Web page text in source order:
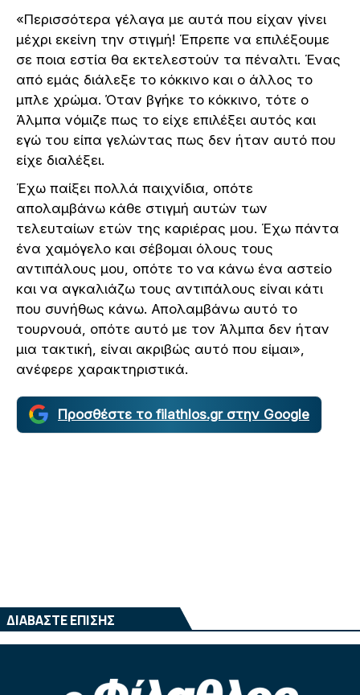
«Περισσότερα γέλαγα με αυτά που είχαν γίνει
μέχρι εκείνη την στιγμή! Έπρεπε να επιλέξουμε
σε ποια εστία θα εκτελεστούν τα πέναλτι. Ένας
από εμάς διάλεξε το κόκκινο και ο άλλος το
μπλε χρώμα. Όταν βγήκε το κόκκινο, τότε ο
Άλμπα νόμιζε πως το είχε επιλέξει αυτός και
εγώ του είπα γελώντας πως δεν ήταν αυτό που
είχε διαλέξει.
Έχω παίξει πολλά παιχνίδια, οπότε
απολαμβάνω κάθε στιγμή αυτών των
τελευταίων ετών της καριέρας μου. Έχω πάντα
ένα χαμόγελο και σέβομαι όλους τους
αντιπάλους μου, οπότε το να κάνω ένα αστείο
και να αγκαλιάζω τους αντιπάλους είναι κάτι
που συνήθως κάνω. Απολαμβάνω αυτό το
τουρνουά, οπότε αυτό με τον Άλμπα δεν ήταν
μια τακτική, είναι ακριβώς αυτό που είμαι»,
ανέφερε χαρακτηριστικά.
Προσθέστε το filathlos.gr στην Google
ΔΙΑΒΑΣΤΕ ΕΠΙΣΗΣ